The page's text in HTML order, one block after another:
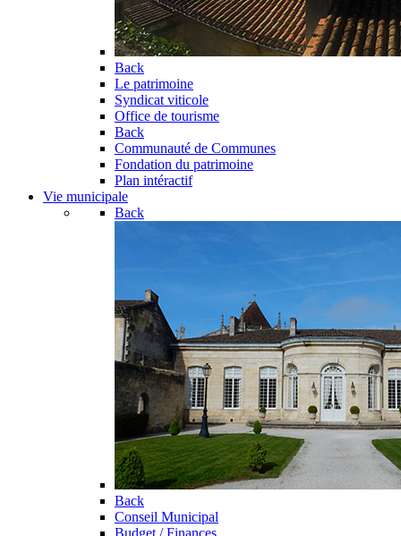
Back
Le patrimoine
Syndicat viticole
Office de tourisme
Back
Communauté de Communes
Fondation du patrimoine
Plan intéractif
Vie municipale
Back
Back
Conseil Municipal
Budget / Finances